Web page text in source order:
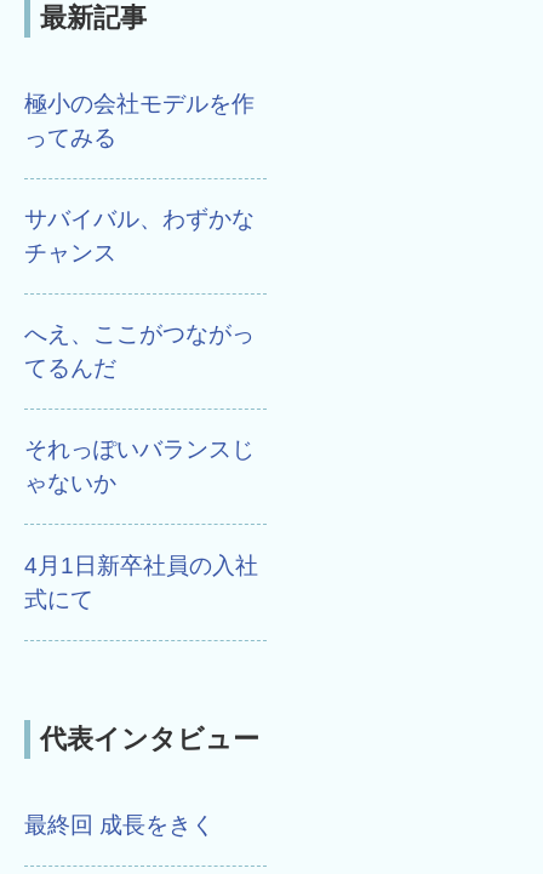
最新記事
極小の会社モデルを作
ってみる
サバイバル、わずかな
チャンス
へえ、ここがつながっ
てるんだ
それっぽいバランスじ
ゃないか
4月1日新卒社員の入社
式にて
代表インタビュー
最終回 成長をきく